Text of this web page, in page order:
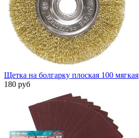
Щетка на болгарку плоская 100 мягкая
180 руб